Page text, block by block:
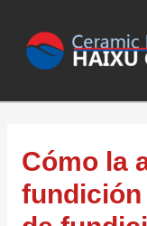
Cómo la
fundición